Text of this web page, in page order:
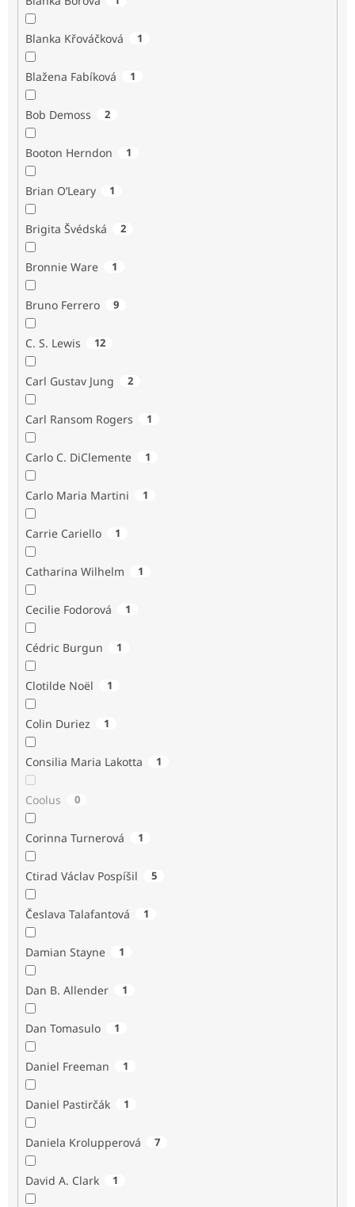
Blanka Křováčková 1
Blažena Fabíková 1
Bob Demoss 2
Booton Herndon 1
Brian O’Leary 1
Brigita Švédská 2
Bronnie Ware 1
Bruno Ferrero 9
C. S. Lewis 12
Carl Gustav Jung 2
Carl Ransom Rogers 1
Carlo C. DiClemente 1
Carlo Maria Martini 1
Carrie Cariello 1
Catharina Wilhelm 1
Cecilie Fodorová 1
Cédric Burgun 1
Clotilde Noël 1
Colin Duriez 1
Consilia Maria Lakotta 1
Coolus 0
Corinna Turnerová 1
Ctirad Václav Pospíšil 5
Česlava Talafantová 1
Damian Stayne 1
Dan B. Allender 1
Dan Tomasulo 1
Daniel Freeman 1
Daniel Pastirčák 1
Daniela Krolupperová 7
David A. Clark 1